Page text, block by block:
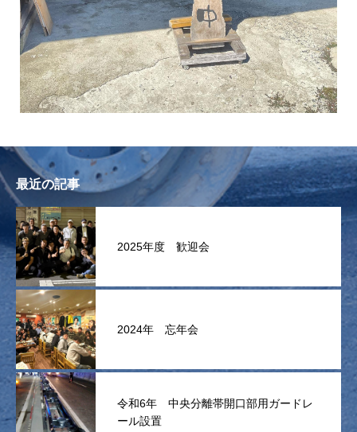
最近の記事
2025年度 歓迎会
2024年 忘年会
令和6年 中央分離帯開口部用ガードレ
ール設置